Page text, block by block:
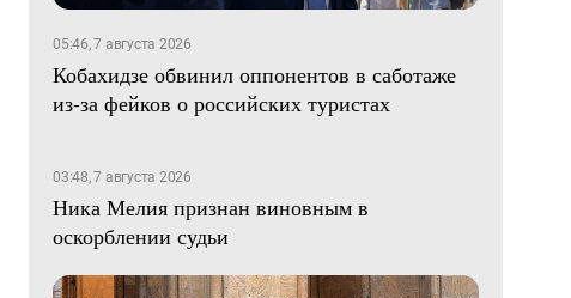
05:46, 7 августа 2026
Кобахидзе обвинил оппонентов в саботаже
из-за фейков о российских туристах
03:48, 7 августа 2026
Ника Мелия признан виновным в
оскорблении судьи